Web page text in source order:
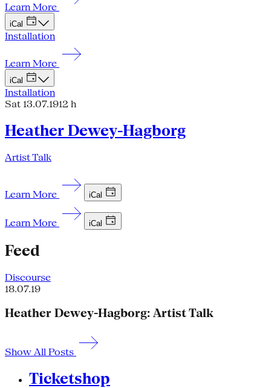
Learn More
iCal
Installation
Learn More
iCal
Installation
Sat 13.07.1912 h
Heather Dewey-Hagborg
Artist Talk
Learn More iCal
Learn More iCal
Feed
Discourse
18.07.19
Heather Dewey-Hagborg: Artist Talk
Show All Posts
Ticketshop